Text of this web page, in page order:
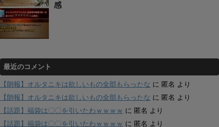
感
最近のコメント
【朗報】オルタニキは欲しいもの全部もらったな に 匿名 より
【朗報】オルタニキは欲しいもの全部もらったな に 匿名 より
【話題】福袋は〇〇を引いたわｗｗｗｗ に 匿名 より
【話題】福袋は〇〇を引いたわｗｗｗｗ に 匿名 より